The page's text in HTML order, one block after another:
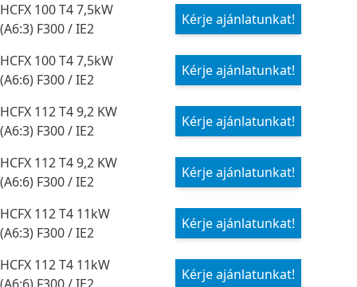
HCFX 100 T4 7,5kW
(A6:3) F300 / IE2
Kérje ajánlatunkat!
HCFX 100 T4 7,5kW
(A6:6) F300 / IE2
Kérje ajánlatunkat!
HCFX 112 T4 9,2 KW
(A6:3) F300 / IE2
Kérje ajánlatunkat!
HCFX 112 T4 9,2 KW
(A6:6) F300 / IE2
Kérje ajánlatunkat!
HCFX 112 T4 11kW
(A6:3) F300 / IE2
Kérje ajánlatunkat!
HCFX 112 T4 11kW
Kérje ajánlatunkat!